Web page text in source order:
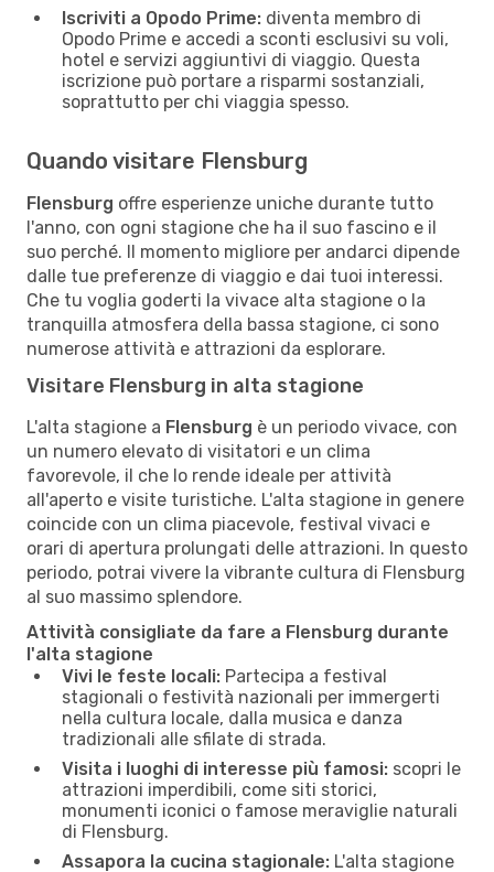
Iscriviti a Opodo Prime: diventa membro di
Opodo Prime e accedi a sconti esclusivi su voli,
hotel e servizi aggiuntivi di viaggio. Questa
iscrizione può portare a risparmi sostanziali,
soprattutto per chi viaggia spesso.
Quando visitare Flensburg
Flensburg offre esperienze uniche durante tutto
l'anno, con ogni stagione che ha il suo fascino e il
suo perché. Il momento migliore per andarci dipende
dalle tue preferenze di viaggio e dai tuoi interessi.
Che tu voglia goderti la vivace alta stagione o la
tranquilla atmosfera della bassa stagione, ci sono
numerose attività e attrazioni da esplorare.
Visitare Flensburg in alta stagione
L'alta stagione a Flensburg è un periodo vivace, con
un numero elevato di visitatori e un clima
favorevole, il che lo rende ideale per attività
all'aperto e visite turistiche. L'alta stagione in genere
coincide con un clima piacevole, festival vivaci e
orari di apertura prolungati delle attrazioni. In questo
periodo, potrai vivere la vibrante cultura di Flensburg
al suo massimo splendore.
Attività consigliate da fare a Flensburg durante
l'alta stagione
Vivi le feste locali: Partecipa a festival
stagionali o festività nazionali per immergerti
nella cultura locale, dalla musica e danza
tradizionali alle sfilate di strada.
Visita i luoghi di interesse più famosi: scopri le
attrazioni imperdibili, come siti storici,
monumenti iconici o famose meraviglie naturali
di Flensburg.
Assapora la cucina stagionale: L'alta stagione